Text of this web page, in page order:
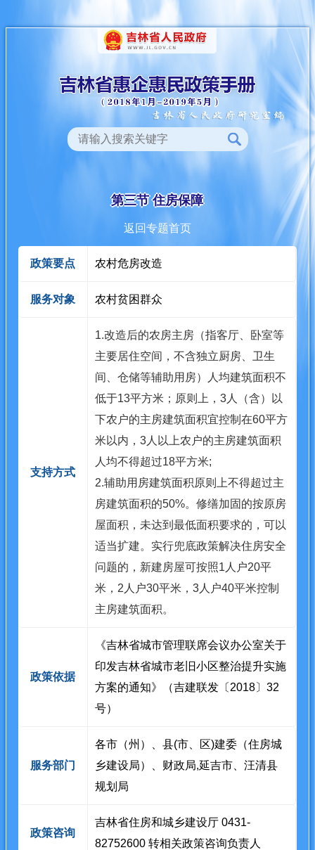
第三节 住房保障
返回专题首页
政策要点 农村危房改造
服务对象 农村贫困群众
支持方式
1.改造后的农房主房（指客厅、卧室等
主要居住空间，不含独立厨房、卫生
间、仓储等辅助用房）人均建筑面积不
低于13平方米；原则上，3人（含）以
下农户的主房建筑面积宜控制在60平方
米以内，3人以上农户的主房建筑面积
人均不得超过18平方米;
2.辅助用房建筑面积原则上不得超过主
房建筑面积的50%。修缮加固的按原房
屋面积，未达到最低面积要求的，可以
适当扩建。实行兜底政策解决住房安全
问题的，新建房屋可按照1人户20平
米，2人户30平米，3人户40平米控制
主房建筑面积。
政策依据
《吉林省城市管理联席会议办公室关于
印发吉林省城市老旧小区整治提升实施
方案的通知》（吉建联发〔2018〕32
号）
服务部门
各市（州）、县(市、区)建委（住房城
乡建设局）、财政局,延吉市、汪清县
规划局
政策咨询
吉林省住房和城乡建设厅 0431-
82752600 转相关政策咨询负责人